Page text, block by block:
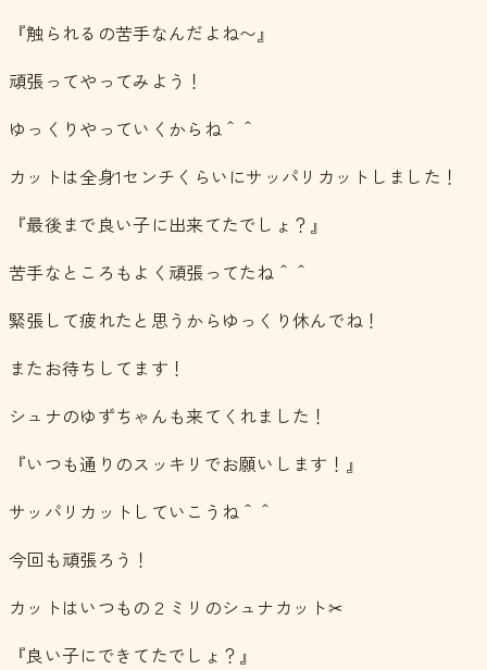
『触られるの苦手なんだよね〜』
頑張ってやってみよう！
ゆっくりやっていくからね＾＾
カットは全身1センチくらいにサッパリカットしました！
『最後まで良い子に出来てたでしょ？』
苦手なところもよく頑張ってたね＾＾
緊張して疲れたと思うからゆっくり休んでね！
またお待ちしてます！
シュナのゆずちゃんも来てくれました！
『いつも通りのスッキリでお願いします！』
サッパリカットしていこうね＾＾
今回も頑張ろう！
カットはいつもの２ミリのシュナカット✂︎
『良い子にできてたでしょ？』